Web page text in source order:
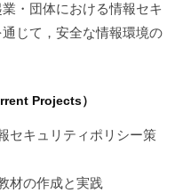
・団体における情報セキ
じて，安全な情報環境の
Projects）
セキュリティポリシー策
材の作成と実践